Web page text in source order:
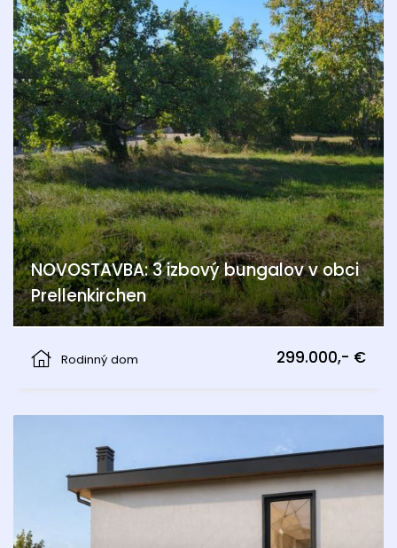
NOVOSTAVBA: 3 izbový bungalov v obci
Prellenkirchen
Rodinný dom
299.000,- €